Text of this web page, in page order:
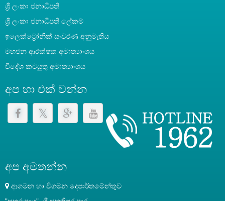
ශ්‍රී ලංකා ජනාධිපති
‍ශ්‍රී ලංකා ජනාධිපති ලේකම්
ඉලෙක්ට්‍රෝනික් සංචරණ අනුමැතිය
මහජන ආරක්ෂක අමාත්‍යාංශය
විදේශ කටයුතු අමාත්‍යාංශය
අප හා එක් වන්න
අප අමතන්න
ආගමන හා විගමන දෙපාර්තමේන්තුව